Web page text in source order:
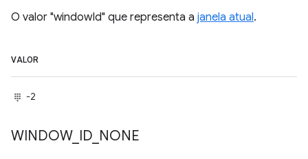
O valor "windowId" que representa a janela atual.
VALOR
-2
WINDOW_ ID NONE